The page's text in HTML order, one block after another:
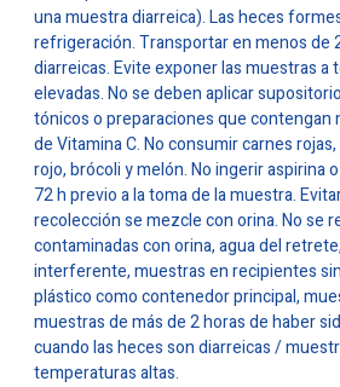
una muestra diarreica). Las heces
refrigeración. Transportar en menos de
diarreicas. Evite exponer las muestras a
elevadas. No se deben aplicar
tónicos o preparaciones que contengan
de Vitamina C. No consumir carnes
rojo, brócoli y melón. No ingerir aspirina
72 h previo a la toma de la muestra.
recolección se mezcle con orina. No se
contaminadas con orina, agua del
interferente, muestras en recipientes
plástico como contenedor principal,
muestras de más de 2 horas de haber
cuando las heces son diarreicas /
temperaturas altas.